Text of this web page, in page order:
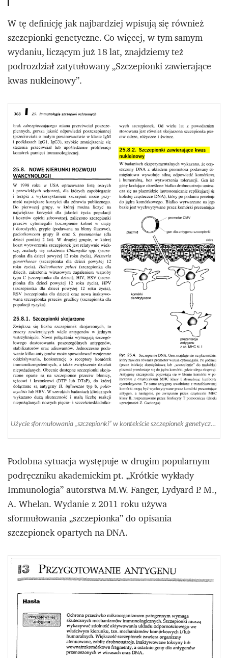
W tę definicję jak najbardziej wpisują się również
szczepionki genetyczne. Co więcej, w tym samym
wydaniu, liczącym już 18 lat, znajdziemy też
podrozdział zatytułowany „Szczepionki zawierające
kwas nukleinowy”.
Użycie sformułowania „szczepionki” w kontekście szczepionek genetycznych w podręczniku do immunologii z 2004 roku (Źródło: Immunologia, pod red. M. Jakóbisiak, W. Lasek, J. Gołąb, wyd. PWN 2004)
Podobna sytuacja występuje w drugim popularnym
podręczniku akademickim pt. „Krótkie wykłady
Immunologia” autorstwa M.W. Fanger, Lydyard P. M.,
A. Whelan. Wydanie z 2011 roku używa
sformułowania „szczepionka” do opisania
szczepionek opartych na DNA.